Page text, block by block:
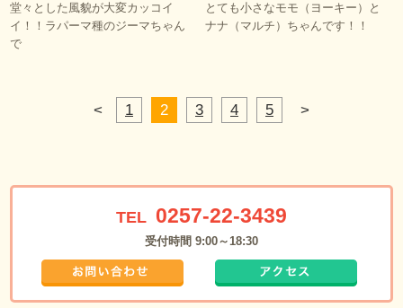
堂々とした風貌が大変カッコイ
イ！！ラパーマ種のジーマちゃん
で
とても小さなモモ（ヨーキー）と
ナナ（マルチ）ちゃんです！！
< 1 2 3 4 5 >
TEL 0257-22-3439
受付時間 9:00～18:30